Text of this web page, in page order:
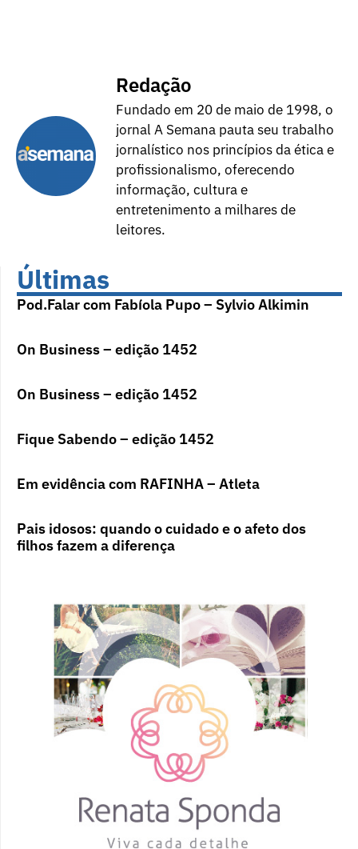
Redação
Fundado em 20 de maio de 1998, o
jornal A Semana pauta seu trabalho
jornalístico nos princípios da ética e
profissionalismo, oferecendo
informação, cultura e
entretenimento a milhares de
leitores.
Últimas
Pod.Falar com Fabíola Pupo – Sylvio Alkimin
On Business – edição 1452
On Business – edição 1452
Fique Sabendo – edição 1452
Em evidência com RAFINHA – Atleta
Pais idosos: quando o cuidado e o afeto dos
filhos fazem a diferença